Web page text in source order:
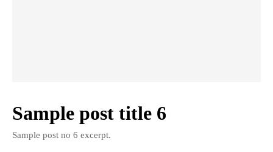
Sample post title 6
Sample post no 6 excerpt.